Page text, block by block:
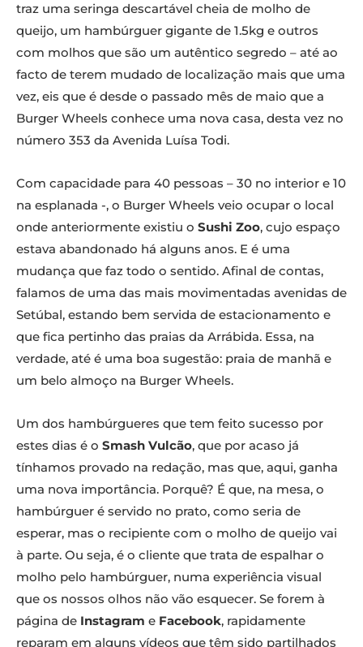
traz uma seringa descartável cheia de molho de
queijo, um hambúrguer gigante de 1.5kg e outros
com molhos que são um autêntico segredo – até ao
facto de terem mudado de localização mais que uma
vez, eis que é desde o passado mês de maio que a
Burger Wheels conhece uma nova casa, desta vez no
número 353 da Avenida Luísa Todi.
Com capacidade para 40 pessoas – 30 no interior e 10
na esplanada -, o Burger Wheels veio ocupar o local
onde anteriormente existiu o Sushi Zoo, cujo espaço
estava abandonado há alguns anos. E é uma
mudança que faz todo o sentido. Afinal de contas,
falamos de uma das mais movimentadas avenidas de
Setúbal, estando bem servida de estacionamento e
que fica pertinho das praias da Arrábida. Essa, na
verdade, até é uma boa sugestão: praia de manhã e
um belo almoço na Burger Wheels.
Um dos hambúrgueres que tem feito sucesso por
estes dias é o Smash Vulcão, que por acaso já
tínhamos provado na redação, mas que, aqui, ganha
uma nova importância. Porquê? É que, na mesa, o
hambúrguer é servido no prato, como seria de
esperar, mas o recipiente com o molho de queijo vai
à parte. Ou seja, é o cliente que trata de espalhar o
molho pelo hambúrguer, numa experiência visual
que os nossos olhos não vão esquecer. Se forem à
página de Instagram e Facebook, rapidamente
reparam em alguns vídeos que têm sido partilhados